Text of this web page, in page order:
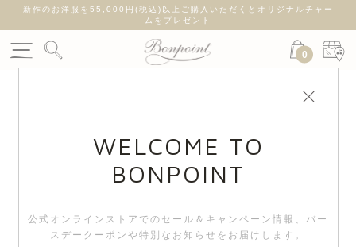
新作のお洋服を55,000円(税込)以上ご購入いただくとオリジナルチャー
ムをプレゼント
0
WELCOME TO
BONPOINT
公式オンラインストアでのセール＆キャンペーン情報、 バー
スデークーポンや特別なお知らせをお届けします。